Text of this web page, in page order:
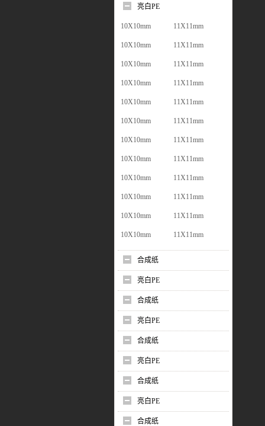
亮白PE
10X10mm 11X11mm
10X10mm 11X11mm
10X10mm 11X11mm
10X10mm 11X11mm
10X10mm 11X11mm
10X10mm 11X11mm
10X10mm 11X11mm
10X10mm 11X11mm
10X10mm 11X11mm
10X10mm 11X11mm
10X10mm 11X11mm
10X10mm 11X11mm
合成纸
亮白PE
合成纸
亮白PE
合成纸
亮白PE
合成纸
亮白PE
合成纸